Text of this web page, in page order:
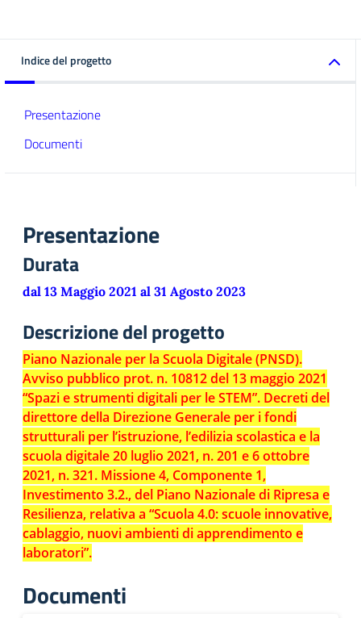
Indice del progetto
Presentazione
Documenti
Presentazione
Durata
dal 13 Maggio 2021 al 31 Agosto 2023
Descrizione del progetto
Piano Nazionale per la Scuola Digitale (PNSD).
Avviso pubblico prot. n. 10812 del 13 maggio 2021
“Spazi e strumenti digitali per le STEM”. Decreti del
direttore della Direzione Generale per i fondi
strutturali per l’istruzione, l’edilizia scolastica e la
scuola digitale 20 luglio 2021, n. 201 e 6 ottobre
2021, n. 321. Missione 4, Componente 1,
Investimento 3.2., del Piano Nazionale di Ripresa e
Resilienza, relativa a “Scuola 4.0: scuole innovative,
cablaggio, nuovi ambienti di apprendimento e
laboratori”.
Documenti